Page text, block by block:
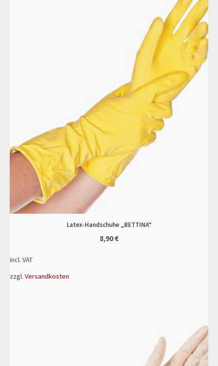
Latex-Handschuhe „BETTINA“
8,90€
incl. VAT
zzgl. Versandkosten